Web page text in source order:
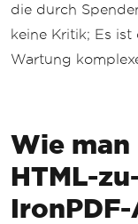
die durch
keine Kritik; Es ist
Wartung
Wie man
HTML-